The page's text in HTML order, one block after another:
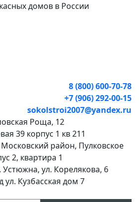
домов в России
8 (800) 600-70-78
+7 (906) 292-00-15
sokolstroi2007@yandex.ru
Роща, 12
39 корпус 1 кв 211
Московский район, Пулковское
2, квартира 1
Устюжна, ул. Корелякова, 6
Кузбасская дом 7